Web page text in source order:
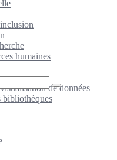
humaines
de données
bibliothèques